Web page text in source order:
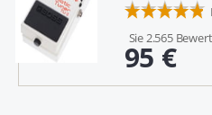
Sie 2.565
95 €